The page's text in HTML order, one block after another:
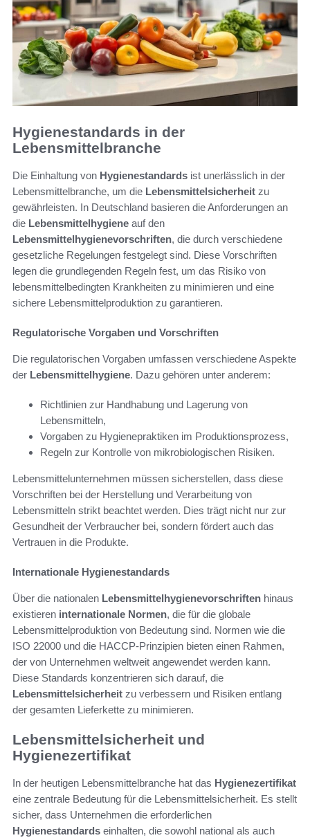
Hygienestandards in der
Lebensmittelbranche
Die Einhaltung von Hygienestandards ist unerlässlich in der
Lebensmittelbranche, um die Lebensmittelsicherheit zu
gewährleisten. In Deutschland basieren die Anforderungen an
die Lebensmittelhygiene auf den
Lebensmittelhygienevorschriften, die durch verschiedene
gesetzliche Regelungen festgelegt sind. Diese Vorschriften
legen die grundlegenden Regeln fest, um das Risiko von
lebensmittelbedingten Krankheiten zu minimieren und eine
sichere Lebensmittelproduktion zu garantieren.
Regulatorische Vorgaben und Vorschriften
Die regulatorischen Vorgaben umfassen verschiedene Aspekte
der Lebensmittelhygiene. Dazu gehören unter anderem:
Richtlinien zur Handhabung und Lagerung von
Lebensmitteln,
Vorgaben zu Hygienepraktiken im Produktionsprozess,
Regeln zur Kontrolle von mikrobiologischen Risiken.
Lebensmittelunternehmen müssen sicherstellen, dass diese
Vorschriften bei der Herstellung und Verarbeitung von
Lebensmitteln strikt beachtet werden. Dies trägt nicht nur zur
Gesundheit der Verbraucher bei, sondern fördert auch das
Vertrauen in die Produkte.
Internationale Hygienestandards
Über die nationalen Lebensmittelhygienevorschriften hinaus
existieren internationale Normen, die für die globale
Lebensmittelproduktion von Bedeutung sind. Normen wie die
ISO 22000 und die HACCP-Prinzipien bieten einen Rahmen,
der von Unternehmen weltweit angewendet werden kann.
Diese Standards konzentrieren sich darauf, die
Lebensmittelsicherheit zu verbessern und Risiken entlang
der gesamten Lieferkette zu minimieren.
Lebensmittelsicherheit und
Hygienezertifikat
In der heutigen Lebensmittelbranche hat das Hygienezertifikat
eine zentrale Bedeutung für die Lebensmittelsicherheit. Es stellt
sicher, dass Unternehmen die erforderlichen
Hygienestandards einhalten, die sowohl national als auch